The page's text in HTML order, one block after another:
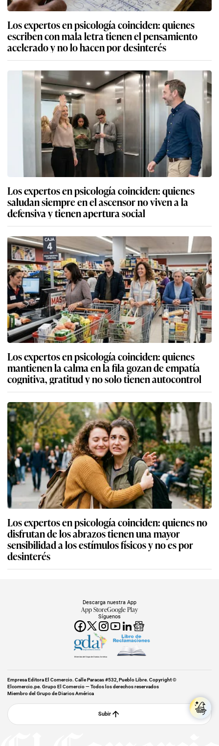
Los expertos en psicología coinciden: quienes
escriben con mala letra tienen el pensamiento
acelerado y no lo hacen por desinterés
Los expertos en psicología coinciden: quienes
saludan siempre en el ascensor no viven a la
defensiva y tienen apertura social
Los expertos en psicología coinciden: quienes
mantienen la calma en la fila gozan de empatía
cognitiva, gratitud y no solo tienen autocontrol
Los expertos en psicología coinciden: quienes no
disfrutan de los abrazos tienen una mayor
sensibilidad a los estímulos físicos y no es por
desinterés
Síguenos
Descarga nuestra App
App StoreGoogle Play
Miembro del Grupo de Diarios América
Empresa Editora El Comercio. Calle Paracas #532, Pueblo Libre. Copyright ©
Elcomercio.pe. Grupo El Comercio — Todos los derechos reservados
Miembro del Grupo de Diarios América
Subir